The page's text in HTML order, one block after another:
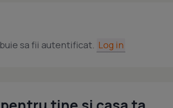
sa fii autentificat. Log in